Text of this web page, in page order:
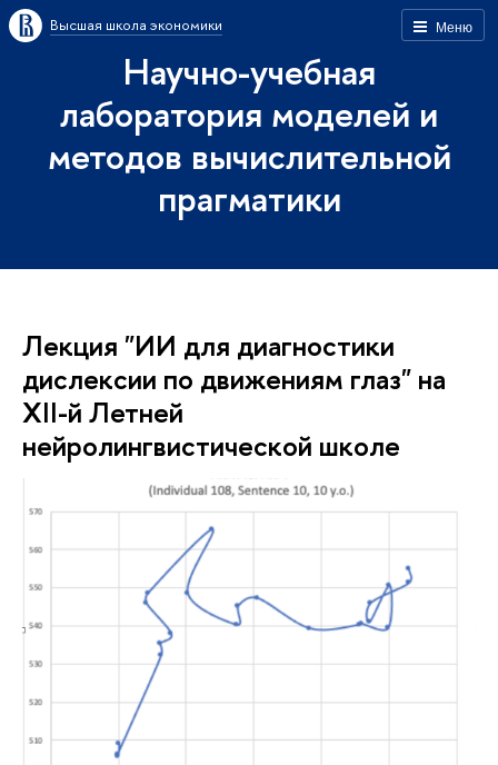
Меню
Высшая школа экономики
Научно-учебная
лаборатория моделей и
методов вычислительной
прагматики
Лекция "ИИ для диагностики
дислексии по движениям глаз" на
XII-й Летней
нейролингвистической школе